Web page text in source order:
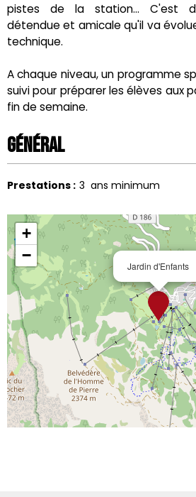
pistes de la station... C'est
détendue et amicale qu'il va
technique.
A chaque niveau, un programme
suivi pour préparer les élèves aux
fin de semaine.
Général
Prestations : 3 ans minimum
Jardin d'Enfants
+
−